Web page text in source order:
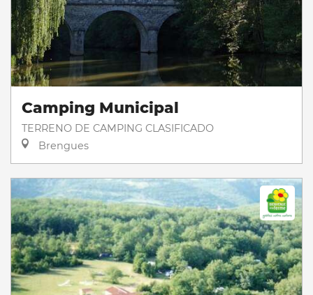
Camping Municipal
TERRENO DE CAMPING CLASIFICADO
Brengues